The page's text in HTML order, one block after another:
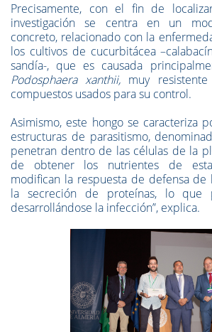
Precisamente, con el fin de
investigación se centra en un
concreto, relacionado con la
los cultivos de cucurbitácea
sandía-, que es causada
Podosphaera xanthii, muy
compuestos usados para su control.
Asimismo, este hongo se caracteriza
estructuras de parasitismo,
penetran dentro de las células de la
de obtener los nutrientes de
modifican la respuesta de defensa de
la secreción de proteínas, lo que
desarrollándose la infección”, explica.